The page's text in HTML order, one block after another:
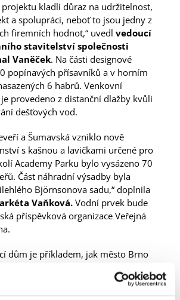
kladli důraz na udržitelnost,
a spolupráci, neboť to jsou jedny z
firemních hodnot,“ uvedl vedoucí
stavitelství společnosti
Vaněček. Na části designové
popínavých přísavníků a v horním
6 habrů. Venkovní
provedeno z distanční dlažby kvůli
dešťových vod.
a Šumavská vzniklo nově
s kašnou a lavičkami určené pro
Academy Parku bylo vysázeno 70
Část náhradní výsadby byla
Björnsonova sadu,“ doplnila
Vaňková. Vodní prvek bude
příspěvková organizace Veřejná
dům je příkladem, jak město Brno
do budoucnosti, která podpoří